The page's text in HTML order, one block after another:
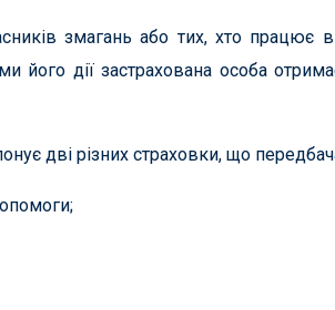
змагань або тих, хто працює
його дії застрахована особа
дві різних страховки, що